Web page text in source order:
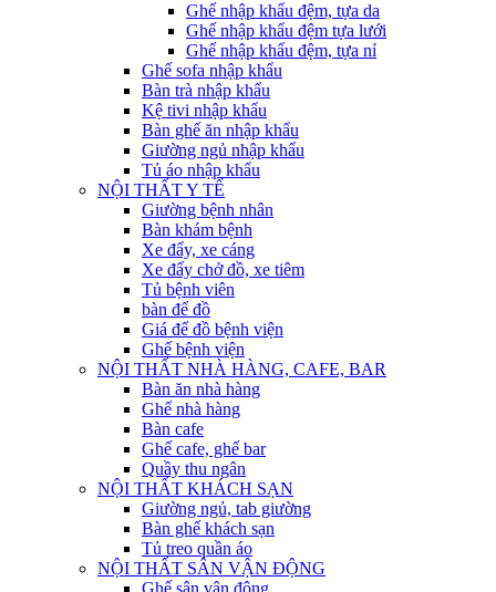
Ghế nhập khẩu đệm, tựa da
Ghế nhập khẩu đệm tựa lưới
Ghế nhập khẩu đệm, tựa nỉ
Ghế sofa nhập khẩu
Bàn trà nhập khẩu
Kệ tivi nhập khẩu
Bàn ghế ăn nhập khẩu
Giường ngủ nhập khẩu
Tủ áo nhập khẩu
NỘI THẤT Y TẾ
Giường bệnh nhân
Bàn khám bệnh
Xe đẩy, xe cáng
Xe đẩy chở đồ, xe tiêm
Tủ bệnh viên
bàn để đồ
Giá để đồ bệnh viện
Ghế bệnh viện
NỘI THẤT NHÀ HÀNG, CAFE, BAR
Bàn ăn nhà hàng
Ghế nhà hàng
Bàn cafe
Ghế cafe, ghế bar
Quầy thu ngân
NỘI THẤT KHÁCH SẠN
Giường ngủ, tab giường
Bàn ghế khách sạn
Tủ treo quần áo
NỘI THẤT SÂN VẬN ĐỘNG
Ghế sân vận động